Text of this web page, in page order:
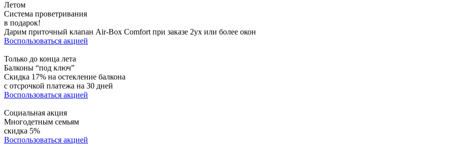
Летом
Система проветривания
в подарок!
Дарим приточный клапан Air-Box Comfort при заказе 2ух или более окон
Воспользоваться акцией
Только до конца лета
Балконы “под ключ”
Скидка 17% на остекление балкона
с отсрочкой платежа на 30 дней
Воспользоваться акцией
Социальная акция
Многодетным семьям
скидка 5%
Воспользоваться акцией